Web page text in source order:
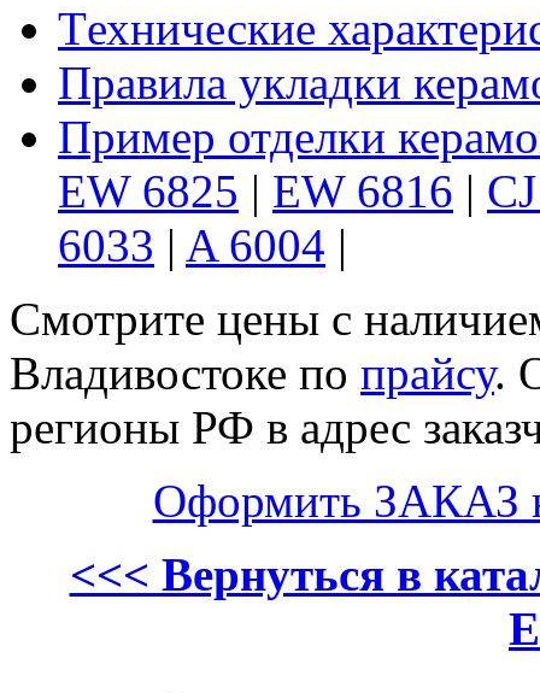
Tехнические
Правила укладки
Пример отделки
EW 6825 | EW 6816 |
6033 | A 6004 |
Смотрите цены с
Владивостоке по прайсу.
регионы РФ в адрес
Оформить ЗАКАЗ
<<< Вернуться в